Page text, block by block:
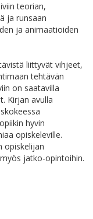
teorian,
ja runsaan
ja animaatioiden
liittyvät vihjeet,
tehtävän
on saatavilla
Kirjan avulla
hyvin
opiskeleville.
opiskelijan
jatko-opintoihin.